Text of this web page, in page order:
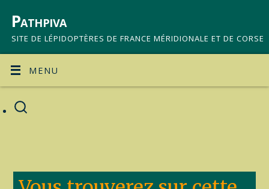
Pathpiva
SITE DE LÉPIDOPTÈRES DE FRANCE MÉRIDIONALE ET DE CORSE
MENU